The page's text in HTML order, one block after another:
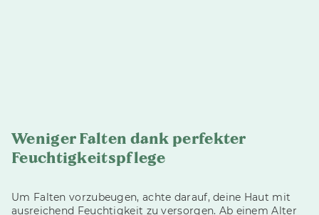
Weniger Falten dank perfekter
Feuchtigkeitspflege
Um Falten vorzubeugen, achte darauf, deine Haut mit
ausreichend Feuchtigkeit zu versorgen. Ab einem Alter